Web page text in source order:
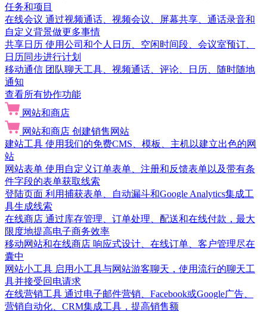
任务和项目
在线会议 通过视频通话、视频会议、屏幕共享、通话录音和
自定义背景做更多事情
共享日历 使用公司和个人日历、空闲时间段、会议室预订、
日历同步进行计划
移动通信 团队聊天工具、视频通话、评论、日历、随时随地
通知
查看所有协作功能
网站和商店
网站和商店 创建销售网站
建站工具 使用我们的免费CMS、模板、主机以建立出色的网
站
网站表单 使用自定义订单表单、注册和反馈表单以及带有条
件字段的表单获取线索
登陆页面 利用捕获表单、自动漏斗和Google Analytics集成工
具生成线索
在线商店 通过库存管理、订单处理、配送和在线付款，最大
限度地提高电子商务效率
移动网站和在线商店 响应式设计、在线订单、客户管理尽在
囊中
网站小工具 启用小工具与网站游客聊天，使用流行的聊天工
具并接受回电请求
在线营销工具 通过电子邮件营销、Facebook或Google广告、
营销自动化、CRM集成工具，提高销售额